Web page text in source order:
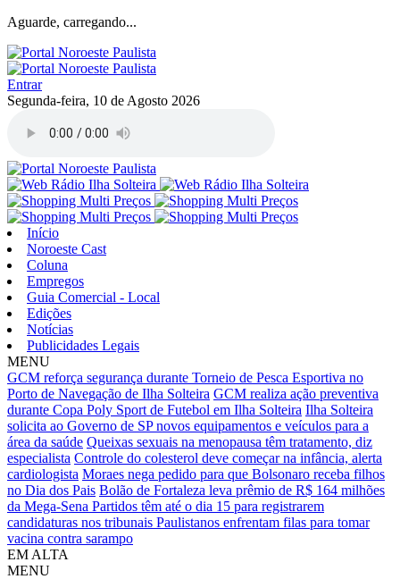
Aguarde, carregando...
Entrar
Segunda-feira, 10 de Agosto 2026
Início
Noroeste Cast
Coluna
Empregos
Guia Comercial - Local
Edições
Notícias
Publicidades Legais
MENU
GCM reforça segurança durante Torneio de Pesca Esportiva no
Porto de Navegação de Ilha Solteira GCM realiza ação preventiva
durante Copa Poly Sport de Futebol em Ilha Solteira Ilha Solteira
solicita ao Governo de SP novos equipamentos e veículos para a
área da saúde Queixas sexuais na menopausa têm tratamento, diz
especialista Controle do colesterol deve começar na infância, alerta
cardiologista Moraes nega pedido para que Bolsonaro receba filhos
no Dia dos Pais Bolão de Fortaleza leva prêmio de R$ 164 milhões
da Mega-Sena Partidos têm até o dia 15 para registrarem
candidaturas nos tribunais Paulistanos enfrentam filas para tomar
vacina contra sarampo
EM ALTA
MENU